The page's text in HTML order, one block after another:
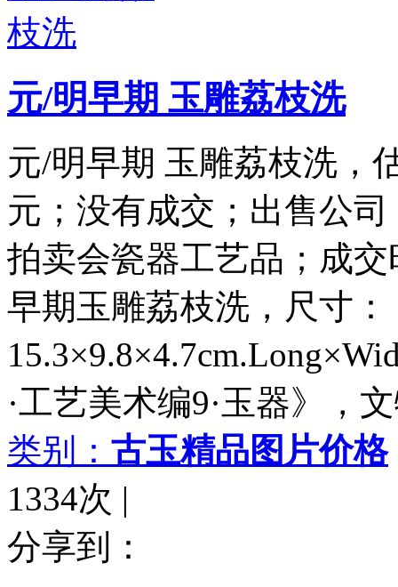
元/明早期 玉雕荔枝洗
元/明早期 玉雕荔枝洗，
元；没有成交；出售公
拍卖会瓷器工艺品；成交
早期玉雕荔枝洗，尺寸：
·工艺美术编9·玉器》，
类别： 古玉精品图片价格
1334次 |
分享到：